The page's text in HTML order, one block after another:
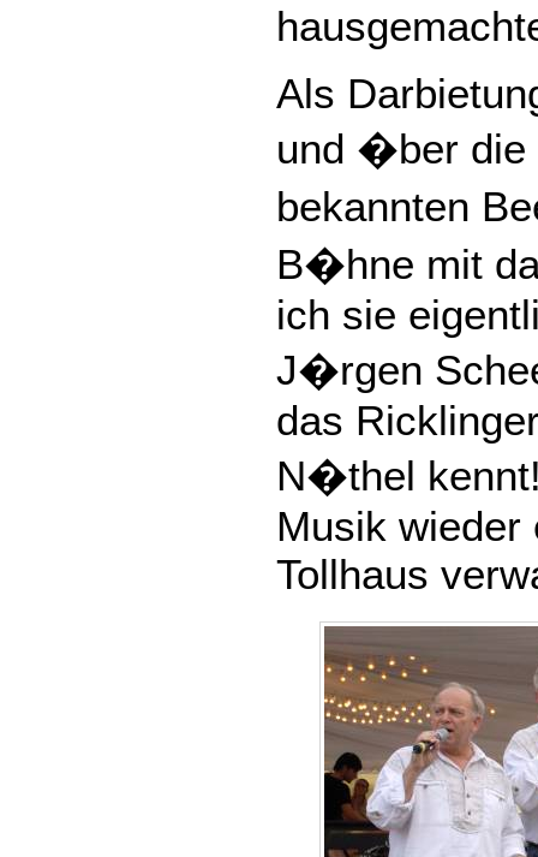
Als
und �ber die
bekannten
B�hne mit
ich sie
J�rgen
das
N�thel
Musik wieder
Tollhaus